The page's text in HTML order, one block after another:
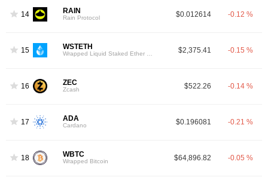
14 RAIN
Rain Protocol $0.012614 -0.12 %
15 WSTETH $2,375.41 -0.15 %
16 ZEC
Zcash $522.26 -0.14 %
17 ADA
Cardano $0.196081 -0.21 %
18 WBTC
Wrapped Bitcoin $64,896.82 -0.05 %